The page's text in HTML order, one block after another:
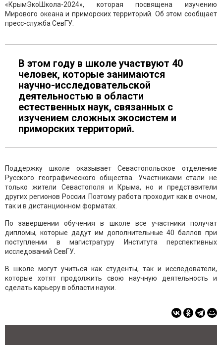
«КрымЭкоШкола-2024», которая посвящена изучению
Мирового океана и приморских территорий. Об этом сообщает
пресс-служба СевГУ.
В этом году в школе участвуют 40
человек, которые занимаются
научно-исследовательской
деятельностью в области
естественных наук, связанных с
изучением сложных экосистем и
приморских территорий.
Поддержку школе оказывает Севастопольское отделение
Русского географического общества. Участниками стали не
только жители Севастополя и Крыма, но и представители
других регионов России. Поэтому работа проходит как в очном,
так и в дистанционном форматах.
По завершении обучения в школе все участники получат
дипломы, которые дадут им дополнительные 40 баллов при
поступлении в магистратуру Института перспективных
исследований СевГУ.
В школе могут учиться как студенты, так и исследователи,
которые хотят продолжить свою научную деятельность и
сделать карьеру в области науки.